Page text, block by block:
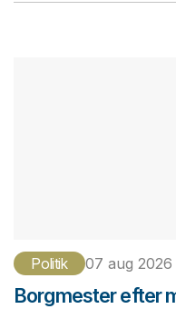
Politik 07 aug 2026
Borgmester efter